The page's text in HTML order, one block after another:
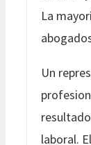
La
Un
laboral.